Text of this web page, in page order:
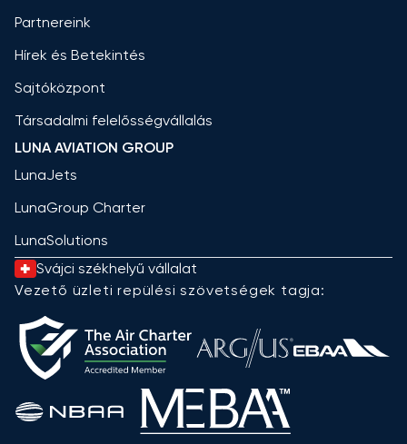
Partnereink
Hírek és Betekintés
Sajtóközpont
Társadalmi felelősségvállalás
LUNA AVIATION GROUP
LunaJets
LunaGroup Charter
LunaSolutions
Svájci székhelyű vállalat
Vezető üzleti repülési szövetségek tagja: